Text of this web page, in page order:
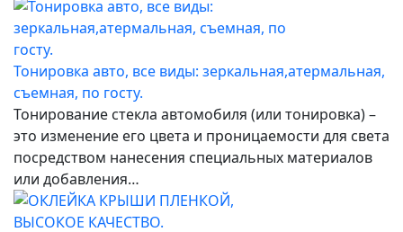
Тонировка авто, все виды: зеркальная,атермальная,
съемная, по госту.
Тонирование стекла автомобиля (или тонировка) –
это изменение его цвета и проницаемости для света
посредством нанесения специальных материалов
или добавления…